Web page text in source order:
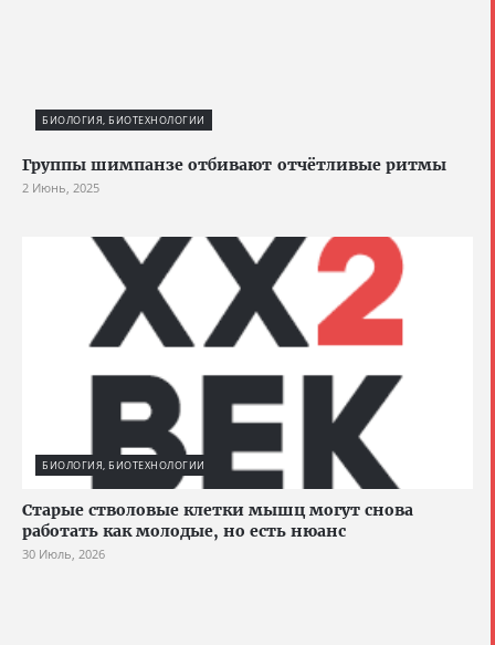
БИОЛОГИЯ, БИОТЕХНОЛОГИИ
Группы шимпанзе отбивают отчётливые ритмы
2 Июнь, 2025
БИОЛОГИЯ, БИОТЕХНОЛОГИИ
Старые стволовые клетки мышц могут снова
работать как молодые, но есть нюанс
30 Июль, 2026